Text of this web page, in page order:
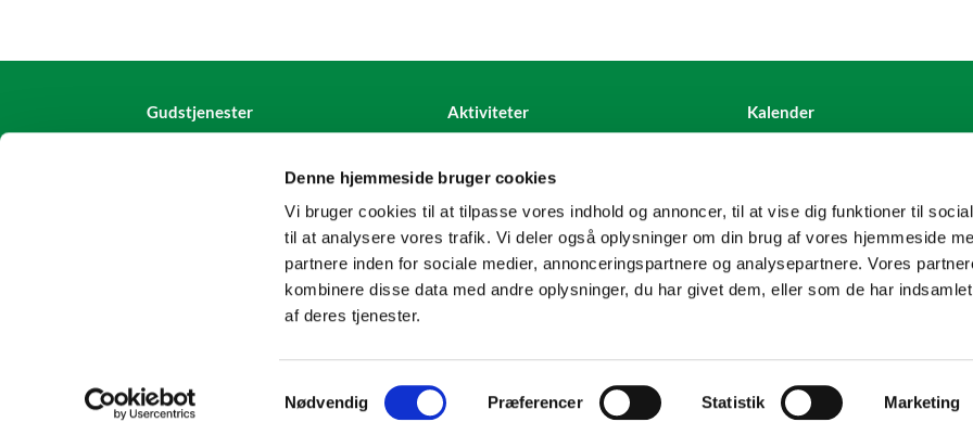
Denne hjemmeside bruger cookies
Vi bruger cookies til at tilpasse vores indhold og annoncer, til at vise dig funktioner til
til at analysere vores trafik. Vi deler også oplysninger om din brug af vores hjemmeside
partnere inden for sociale medier, annonceringspartnere og analysepartnere. Vores
kombinere disse data med andre oplysninger, du har givet dem, eller som de har
af deres tjenester.
a
Nødvendig Præferencer Statistik Marketing
Gudstjenester Aktiviteter Kalender
Kontakt Cookiepolitik Tilgængelighedserklæring